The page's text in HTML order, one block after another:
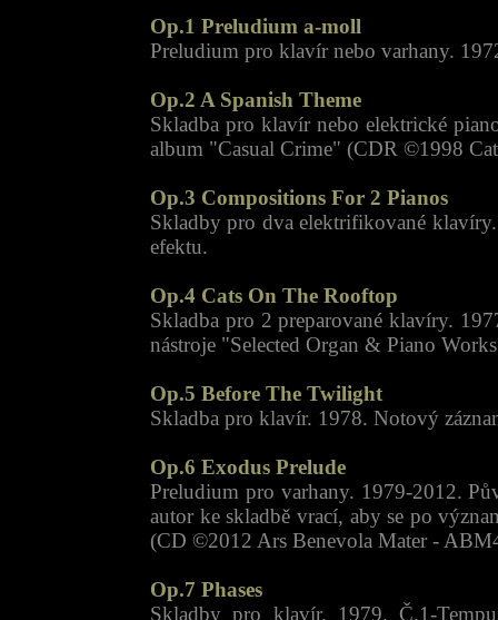
Op.1 Preludium a-moll
Preludium pro klavír nebo varhany.
Op.2 A Spanish Theme
Skladba pro klavír nebo elektrické
album "Casual Crime" (CDR ©1998
Op.3 Compositions For 2 Pianos
Skladby pro dva elektrifikované
efektu.
Op.4 Cats On The Rooftop
Skladba pro 2 preparované klavíry.
nástroje "Selected Organ & Piano
Op.5 Before The Twilight
Skladba pro klavír. 1978. Notový
Op.6 Exodus Prelude
Preludium pro varhany. 1979-2012.
autor ke skladbě vrací, aby se po
(CD ©2012 Ars Benevola Mater -
Op.7 Phases
Skladby pro klavír. 1979. Č.1-